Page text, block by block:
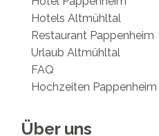
Hotels Altmühltal
Restaurant Pappenheim
Urlaub Altmühltal
FAQ
Hochzeiten Pappenheim
Über uns